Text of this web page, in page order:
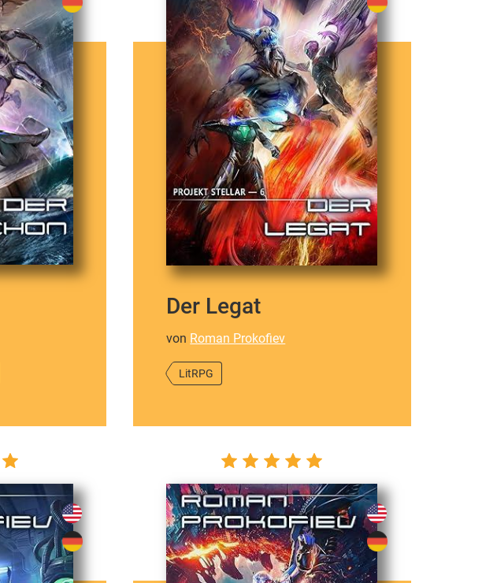
Der Legat
von Roman Prokofiev
LitRPG